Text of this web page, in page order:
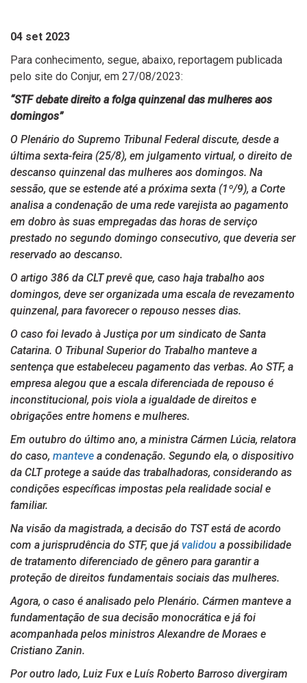
04 set 2023
Para conhecimento, segue, abaixo, reportagem publicada
pelo site do Conjur, em 27/08/2023:
“STF debate direito a folga quinzenal das mulheres aos
domingos”
O Plenário do Supremo Tribunal Federal discute, desde a
última sexta-feira (25/8), em julgamento virtual, o direito de
descanso quinzenal das mulheres aos domingos. Na
sessão, que se estende até a próxima sexta (1º/9), a Corte
analisa a condenação de uma rede varejista ao pagamento
em dobro às suas empregadas das horas de serviço
prestado no segundo domingo consecutivo, que deveria ser
reservado ao descanso.
O artigo 386 da CLT prevê que, caso haja trabalho aos
domingos, deve ser organizada uma escala de revezamento
quinzenal, para favorecer o repouso nesses dias.
O caso foi levado à Justiça por um sindicato de Santa
Catarina. O Tribunal Superior do Trabalho manteve a
sentença que estabeleceu pagamento das verbas. Ao STF, a
empresa alegou que a escala diferenciada de repouso é
inconstitucional, pois viola a igualdade de direitos e
obrigações entre homens e mulheres.
Em outubro do último ano, a ministra Cármen Lúcia, relatora
do caso, manteve a condenação. Segundo ela, o dispositivo
da CLT protege a saúde das trabalhadoras, considerando as
condições específicas impostas pela realidade social e
familiar.
Na visão da magistrada, a decisão do TST está de acordo
com a jurisprudência do STF, que já validou a possibilidade
de tratamento diferenciado de gênero para garantir a
proteção de direitos fundamentais sociais das mulheres.
Agora, o caso é analisado pelo Plenário. Cármen manteve a
fundamentação de sua decisão monocrática e já foi
acompanhada pelos ministros Alexandre de Moraes e
Cristiano Zanin.
Por outro lado, Luiz Fux e Luís Roberto Barroso divergiram